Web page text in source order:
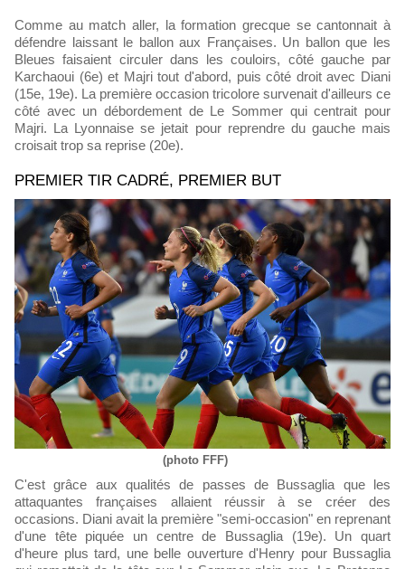
Comme au match aller, la formation grecque se cantonnait à
défendre laissant le ballon aux Françaises. Un ballon que les
Bleues faisaient circuler dans les couloirs, côté gauche par
Karchaoui (6e) et Majri tout d'abord, puis côté droit avec Diani
(15e, 19e). La première occasion tricolore survenait d'ailleurs ce
côté avec un débordement de Le Sommer qui centrait pour
Majri. La Lyonnaise se jetait pour reprendre du gauche mais
croisait trop sa reprise (20e).
PREMIER TIR CADRÉ, PREMIER BUT
(photo FFF)
C'est grâce aux qualités de passes de Bussaglia que les
attaquantes françaises allaient réussir à se créer des
occasions. Diani avait la première "semi-occasion" en reprenant
d'une tête piquée un centre de Bussaglia (19e). Un quart
d'heure plus tard, une belle ouverture d'Henry pour Bussaglia